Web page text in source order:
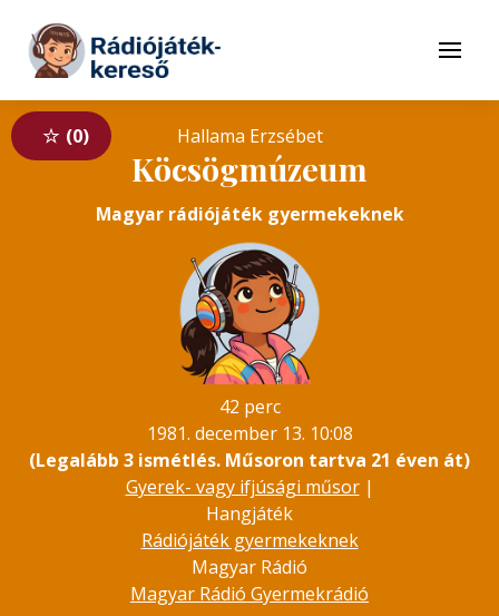
Tovább a tartalomhoz
Menü
0 Hallama Erzsébet
Köcsögmúzeum
Magyar rádiójáték gyermekeknek
42 perc
1981. december 13. 10:08
(Legalább 3 ismétlés. Műsoron tartva 21 éven át)
Gyerek- vagy ifjúsági műsor|
Hangjáték
Rádiójáték gyermekeknek
Magyar Rádió
Magyar Rádió Gyermekrádió